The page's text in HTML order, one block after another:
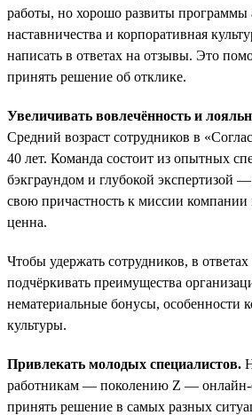
работы, но хорошо развиты программы
наставничества и корпоративная
написать в ответах на отзывы. Это
принять решение об отклике.
Увеличивать вовлечённость и
Средний возраст сотрудников в
40 лет. Команда состоит из опытных
бэкграундом и глубокой экспертизой
свою причастность к миссии компании
ценна.
Чтобы удержать сотрудников, в
подчёркивать преимущества
нематериальные бонусы, особенности
культуры.
Привлекать молодых специалистов.
работникам — поколению Z —
принять решение в самых разных